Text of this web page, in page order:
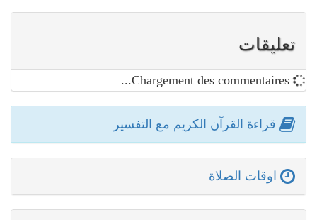
تعليقات
Chargement des commentaires...
قراءة القرآن الكريم مع التفسير
اوقات الصلاة